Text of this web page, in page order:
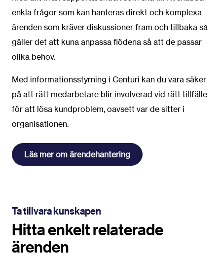
enkla frågor som kan hanteras direkt och komplexa
ärenden som kräver diskussioner fram och tillbaka så
gäller det att kuna anpassa flödena så att de passar
olika behov.
Med informationsstyrning i Centuri kan du vara säker
på att rätt medarbetare blir involverad vid rätt tillfälle
för att lösa kundproblem, oavsett var de sitter i
organisationen.
Läs mer om ärendehantering
Ta tillvara kunskapen
Hitta enkelt relaterade
ärenden